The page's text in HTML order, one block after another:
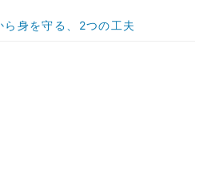
身を守る、2つの工夫